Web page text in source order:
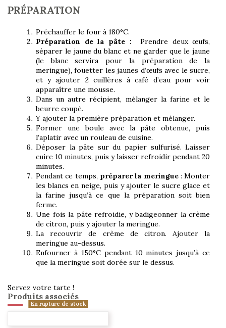
PRÉPARATION
Préchauffer le four à 180°C.
Préparation de la pâte : Prendre deux œufs,
séparer le jaune du blanc et ne garder que le jaune
(le blanc servira pour la préparation de la
meringue), fouetter les jaunes d’œufs avec le sucre,
et y ajouter 2 cuillères à café d’eau pour voir
apparaître une mousse.
Dans un autre récipient, mélanger la farine et le
beurre coupé.
Y ajouter la première préparation et mélanger.
Former une boule avec la pâte obtenue, puis
l’aplatir avec un rouleau de cuisine.
Déposer la pâte sur du papier sulfurisé. Laisser
cuire 10 minutes, puis y laisser refroidir pendant 20
minutes.
Pendant ce temps, préparer la meringue: Monter
les blancs en neige, puis y ajouter le sucre glace et
la farine jusqu’à ce que la préparation soit bien
ferme.
Une fois la pâte refroidie, y badigeonner la crème
de citron, puis y ajouter la meringue.
La recouvrir de crème de citron. Ajouter la
meringue au-dessus.
Enfourner à 150°C pendant 10 minutes jusqu’à ce
que la meringue soit dorée sur le dessus.
Servez votre tarte !
Produits associés
En rupture de stock